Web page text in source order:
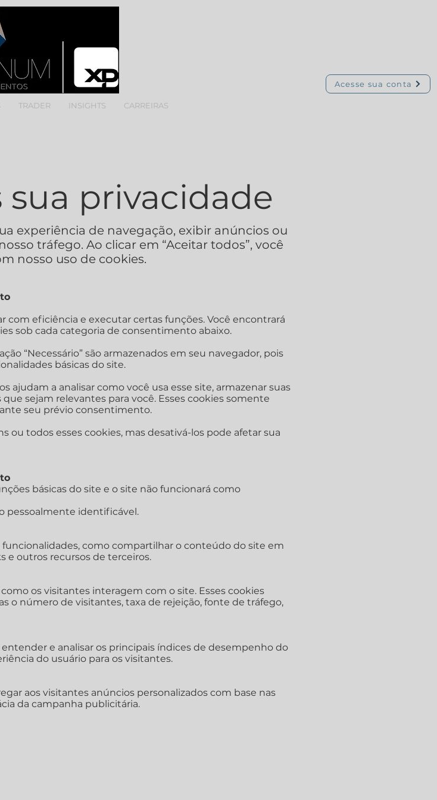
Acesse sua conta
TRADER INSIGHTS CARREIRAS
sua privacidade
experiência de navegação, exibir anúncios ou
tráfego. Ao clicar em “Aceitar todos”, você
nosso uso de cookies.
com eficiência e executar certas funções. Você encontrará
sob cada categoria de consentimento abaixo.
“Necessário” são armazenados em seu navegador, pois
básicas do site.
ajudam a analisar como você usa esse site, armazenar suas
sejam relevantes para você. Esses cookies somente
seu prévio consentimento.
ou todos esses cookies, mas desativá-los pode afetar sua
básicas do site e o site não funcionará como
pessoalmente identificável.
como compartilhar o conteúdo do site em
e outros recursos de terceiros.
os visitantes interagem com o site. Esses cookies
o número de visitantes, taxa de rejeição, fonte de tráfego,
e analisar os principais índices de desempenho do
do usuário para os visitantes.
aos visitantes anúncios personalizados com base nas
da campanha publicitária.